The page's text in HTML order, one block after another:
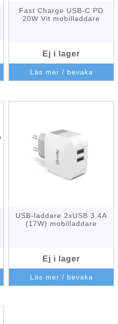
Fast Charge USB-C PD
20W Vit mobilladdare
Ej i lager
Läs mer / bevaka
USB-laddare 2xUSB 3,4A
(17W) mobilladdare
Ej i lager
Läs mer / bevaka